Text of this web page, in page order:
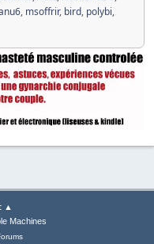
, msoffrir, bird, polybi,
▲
Machines